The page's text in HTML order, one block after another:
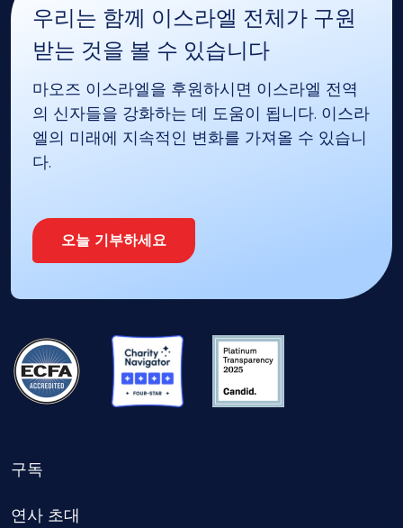
우리는 함께 이스라엘 전체가 구원
받는 것을 볼 수 있습니다
마오즈 이스라엘을 후원하시면 이스라엘 전역
의 신자들을 강화하는 데 도움이 됩니다. 이스라
엘의 미래에 지속적인 변화를 가져올 수 있습니
다.
오늘 기부하세요
구독
연사 초대